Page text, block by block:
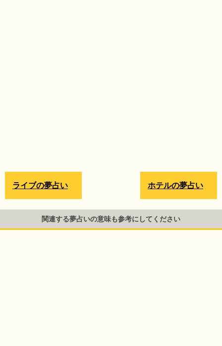
ホテルの夢占い
ライブの夢占い
関連する夢占いの意味も参考にしてください